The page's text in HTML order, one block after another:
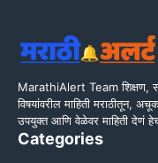
MarathiAlert Team शिक्षण,
विषयांवरील माहिती मराठीतून,
उपयुक्त आणि वेळेवर माहिती देणं
Categories